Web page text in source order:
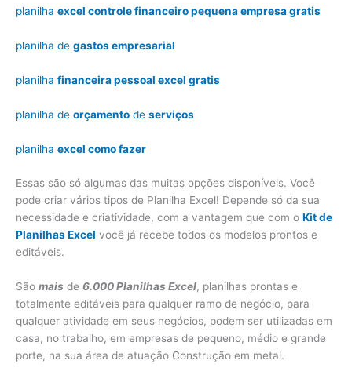
planilha excel controle financeiro pequena empresa gratis
planilha de gastos empresarial
planilha financeira pessoal excel gratis
planilha de orçamento de serviços
planilha excel como fazer
Essas são só algumas das muitas opções disponíveis. Você
pode criar vários tipos de Planilha Excel! Depende só da sua
necessidade e criatividade, com a vantagem que com o Kit de
Planilhas Excel você já recebe todos os modelos prontos e
editáveis.
São mais de 6.000 Planilhas Excel, planilhas prontas e
totalmente editáveis para qualquer ramo de negócio, para
qualquer atividade em seus negócios, podem ser utilizadas em
casa, no trabalho, em empresas de pequeno, médio e grande
porte, na sua área de atuação Construção em metal.